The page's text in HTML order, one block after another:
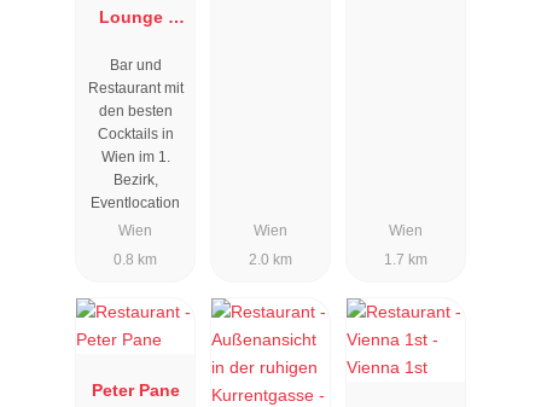
Lounge I
Wien
Bar und
Restaurant mit
den besten
Cocktails in
Wien im 1.
Bezirk,
Eventlocation
Wien
0.8 km
Wien
2.0 km
Wien
1.7 km
Peter Pane